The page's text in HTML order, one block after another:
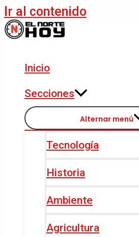
Ir al contenido
Inicio
Secciones
Alternar menú
Tecnología
Historia
Ambiente
Agricultura